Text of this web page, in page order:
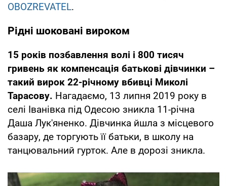
OBOZREVATEL.
Рідні шоковані вироком
15 років позбавлення волі і 800 тисяч
гривень як компенсація батькові дівчинки –
такий вирок 22-річному вбивці Миколі
Тарасову. Нагадаємо, 13 липня 2019 року в
селі Іванівка під Одесою зникла 11-річна
Даша Лук'яненко. Дівчинка йшла з місцевого
базару, де торгують її батьки, в школу на
танцювальний гурток. Але в дорозі зникла.